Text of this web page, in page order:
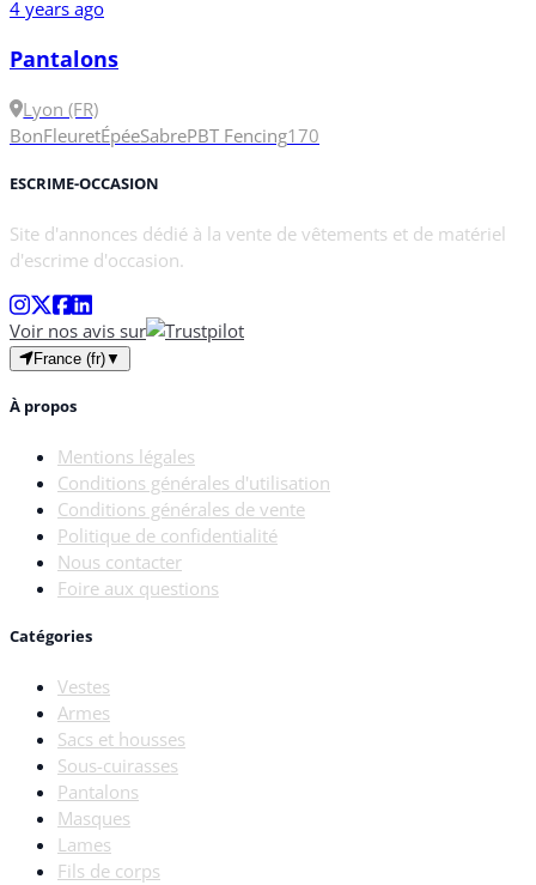
4 years ago
Pantalons
Lyon (FR)
BonFleuretÉpéeSabrePBT Fencing170
ESCRIME-OCCASION
Site d'annonces dédié à la vente de vêtements et de matériel
d'escrime d'occasion.
Voir nos avis sur
France (fr)▼
À propos
Mentions légales
Conditions générales d'utilisation
Conditions générales de vente
Politique de confidentialité
Nous contacter
Foire aux questions
Catégories
Vestes
Armes
Sacs et housses
Sous-cuirasses
Pantalons
Masques
Lames
Fils de corps